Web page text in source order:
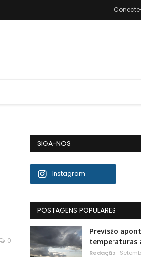
0
SIGA-NOS
Instagram
POSTAGENS POPULARES
Previsão
temperaturas
Redação